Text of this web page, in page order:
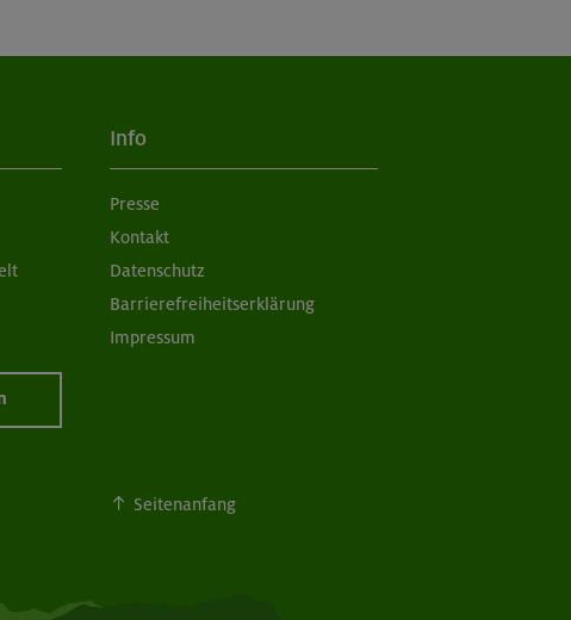
Info
Presse
Kontakt
Datenschutz
Barrierefreiheitserklärung
Impressum
Seitenanfang